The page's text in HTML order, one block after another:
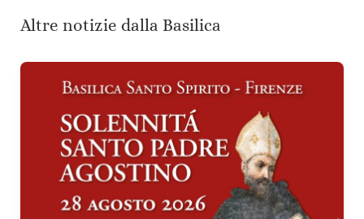
Altre notizie dalla Basilica